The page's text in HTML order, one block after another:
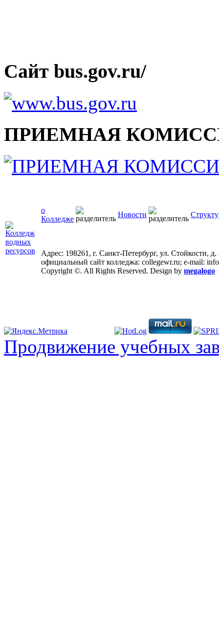
Сайт bus.gov.ru/
ПРИЕМНАЯ
о
Колледже
Новости
Адрес: 198261, г. Санкт-Петербург, ул. Стойкости,
официальный сайт колледжа: collegewr.ru; e-mail:
Copyright ©. All Rights Reserved. Design by megalogo
Продвижение учебных